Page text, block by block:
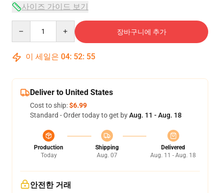
사이즈 가이드 보기
장바구니에 추가
이 세일은 04: 52: 54
Deliver to United States
Cost to ship:$6.99
Standard - Order today to get byAug. 11 - Aug. 18
Production
Today
Shipping
Aug. 07
Delivered
Aug. 11 - Aug. 18
안전한 거래